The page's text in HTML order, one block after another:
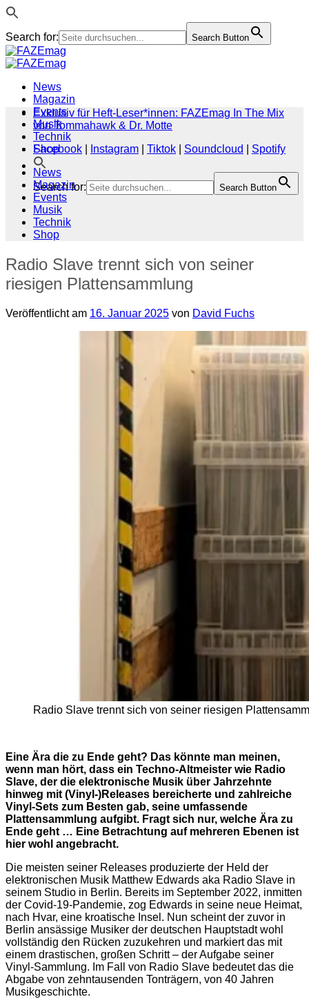
Search for: Search Button
Zum
Inhalt
News
Magazin
Events
Musik
Technik
Shop
Search for: Search Button
Exklusiv für Heft-Leser*innen: FAZEmag In The Mix
von Tommahawk & Dr. Motte
Facebook
Instagram Tiktok Soundcloud
Spotify
News
Magazin
Events
Musik
Technik
Shop
Radio Slave trennt sich von seiner
riesigen Plattensammlung
Veröffentlicht am 16. Januar 2025 von David Fuchs
Radio Slave trennt sich von seiner riesigen
Eine Ära die zu Ende geht? Das könnte man meinen,
wenn man hört, dass ein Techno-Altmeister wie Radio
Slave, der die elektronische Musik über Jahrzehnte
hinweg mit (Vinyl-)Releases bereicherte und zahlreiche
Vinyl-Sets zum Besten gab, seine umfassende
Plattensammlung aufgibt. Fragt sich nur, welche Ära zu
Ende geht … Eine Betrachtung auf mehreren Ebenen ist
hier wohl angebracht.
Die meisten seiner Releases produzierte der Held der
elektronischen Musik Matthew Edwards aka Radio Slave in
seinem Studio in Berlin. Bereits im September 2022, inmitten
der Covid-19-Pandemie, zog Edwards in seine neue Heimat,
nach Hvar, eine kroatische Insel. Nun scheint der zuvor in
Berlin ansässige Musiker der deutschen Hauptstadt wohl
vollständig den Rücken zuzukehren und markiert das mit
einem drastischen, großen Schritt – der Aufgabe seiner
Vinyl-Sammlung. Im Fall von Radio Slave bedeutet das die
Abgabe von zehntausenden Tonträgern, von 40 Jahren
Musikgeschichte.